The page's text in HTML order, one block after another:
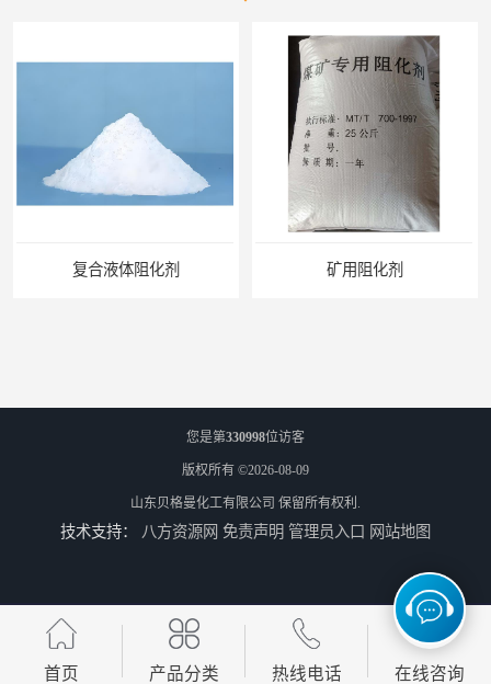
复合液体阻化剂 矿用阻化剂
您是第330998位访客
版权所有 ©2026-08-09
山东贝格曼化工有限公司 保留所有权利.
技术支持： 八方资源网 免责声明 管理员入口 网站地图
首页 产品分类 热线电话 在线咨询